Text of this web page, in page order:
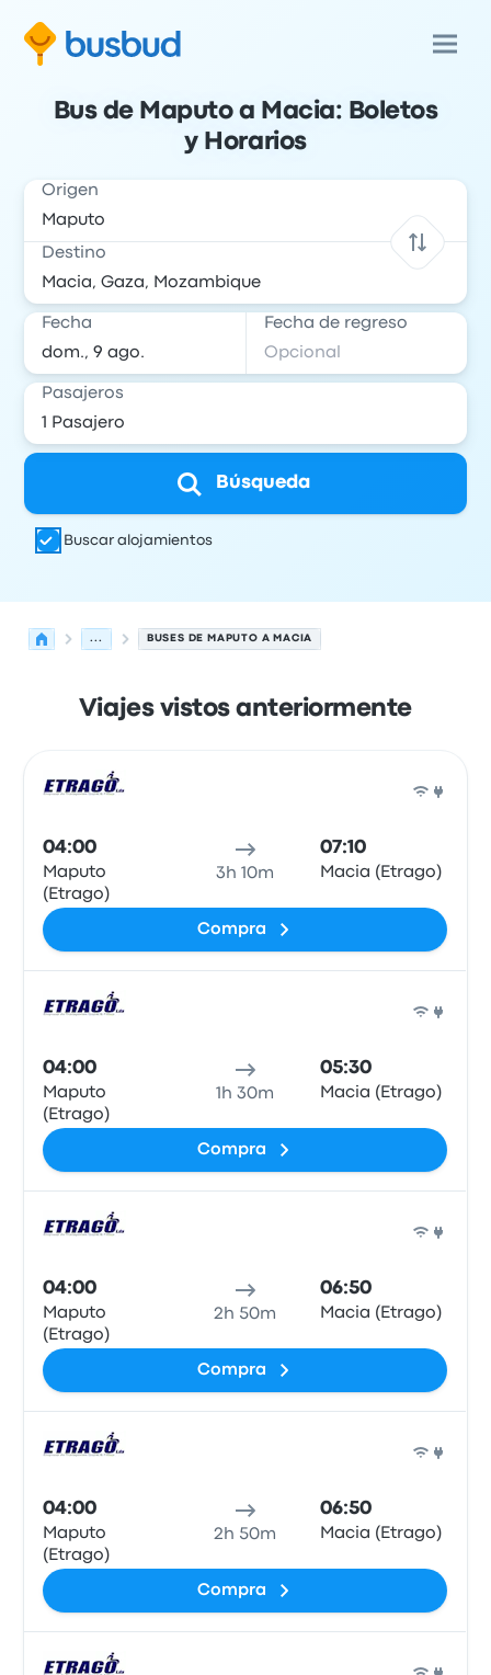
Bus de Maputo a Macia: Boletos
y Horarios
Origen
Destino
Fecha Fecha de regreso
Pasajeros
Búsqueda
Buscar alojamientos
... BUSES DE MAPUTO A MACIA
Viajes vistos anteriormente
04:00
Maputo
(Etrago)
3h 10m
07:10
Macia (Etrago)
Compra
04:00
Maputo
(Etrago)
1h 30m
05:30
Macia (Etrago)
Compra
04:00
Maputo
(Etrago)
2h 50m
06:50
Macia (Etrago)
Compra
04:00
Maputo
(Etrago)
2h 50m
06:50
Macia (Etrago)
Compra